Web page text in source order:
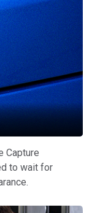
Capture
to wait for